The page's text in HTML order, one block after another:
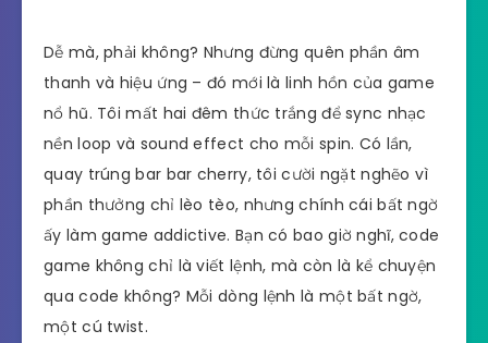
Dễ mà, phải không? Nhưng đừng quên phần âm
thanh và hiệu ứng – đó mới là linh hồn của game
nổ hũ. Tôi mất hai đêm thức trắng để sync nhạc
nền loop và sound effect cho mỗi spin. Có lần,
quay trúng bar bar cherry, tôi cười ngặt nghẽo vì
phần thưởng chỉ lèo tèo, nhưng chính cái bất ngờ
ấy làm game addictive. Bạn có bao giờ nghĩ, code
game không chỉ là viết lệnh, mà còn là kể chuyện
qua code không? Mỗi dòng lệnh là một bất ngờ,
một cú twist.